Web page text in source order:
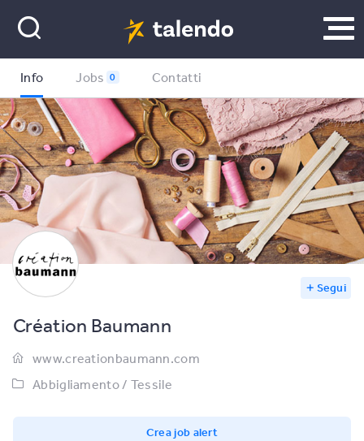
Segui
Info Jobs 0 Contatti
Création Baumann
www.creationbaumann.com
Abbigliamento / Tessile
Crea job alert